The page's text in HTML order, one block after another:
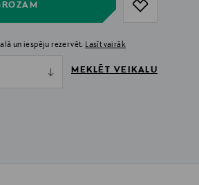
un iespēju rezervēt. Lasīt vairāk
MEKLĒT VEIKALU